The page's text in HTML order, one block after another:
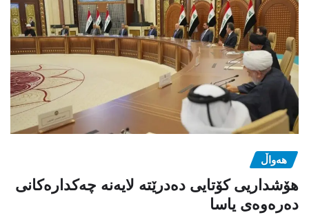
هەواڵ
هۆشداریی کۆتایی دەدرێتە لایەنە چەکدارەکانی
دەرەوەی یاسا